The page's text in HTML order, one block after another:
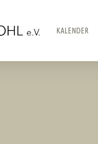
KALENDER